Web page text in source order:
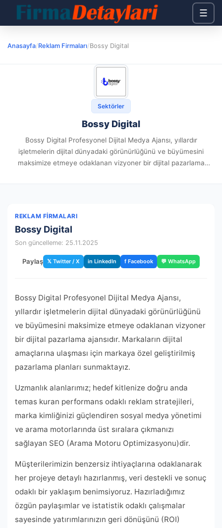
☰
Anasayfa/Reklam Firmaları/Bossy Digital
Sektörler
Bossy Digital
Bossy Digital Profesyonel Dijital Medya Ajansı, yıllardır
işletmelerin dijital dünyadaki görünürlüğünü ve büyümesini
maksimize etmeye odaklanan vizyoner bir dijital pazarlama
REKLAM FIRMALARI
Bossy Digital
Son güncelleme: 25.11.2025
Paylaş 𝕏 Twitter / X in LinkedIn f Facebook 💬 WhatsApp
Bossy Digital Profesyonel Dijital Medya Ajansı,
yıllardır işletmelerin dijital dünyadaki görünürlüğünü
ve büyümesini maksimize etmeye odaklanan vizyoner
bir dijital pazarlama ajansıdır. Markaların dijital
amaçlarına ulaşması için markaya özel geliştirilmiş
pazarlama planları sunmaktayız.
Uzmanlık alanlarımız; hedef kitlenize doğru anda
temas kuran performans odaklı reklam stratejileri,
marka kimliğinizi güçlendiren sosyal medya yönetimi
ve arama motorlarında üst sıralara çıkmanızı
sağlayan SEO (Arama Motoru Optimizasyonu)dir.
Müşterilerimizin benzersiz ihtiyaçlarına odaklanarak
her projeye detaylı hazırlanmış, veri destekli ve sonuç
odaklı bir yaklaşım benimsiyoruz. Hazırladığımız
özgün paylaşımlar ve istatistik odaklı çalışmalar
sayesinde yatırımlarınızın geri dönüşünü (ROI)